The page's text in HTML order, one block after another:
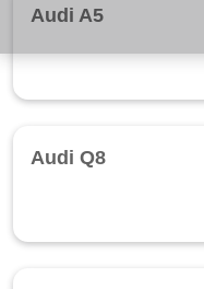
Audi A5
Audi Q8